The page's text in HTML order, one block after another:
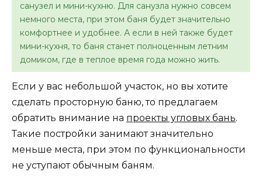
санузел и мини-кухню. Для санузла нужно совсем
немного места, при этом баня будет значительно
комфортнее и удобнее. А если в ней также будет
мини-кухня, то баня станет полноценным летним
домиком, где в теплое время года можно жить.
Если у вас небольшой участок, но вы хотите
сделать просторную баню, то предлагаем
обратить внимание на проекты угловых бань.
Такие постройки занимают значительно
меньше места, при этом по функциональности
не уступают обычным баням.